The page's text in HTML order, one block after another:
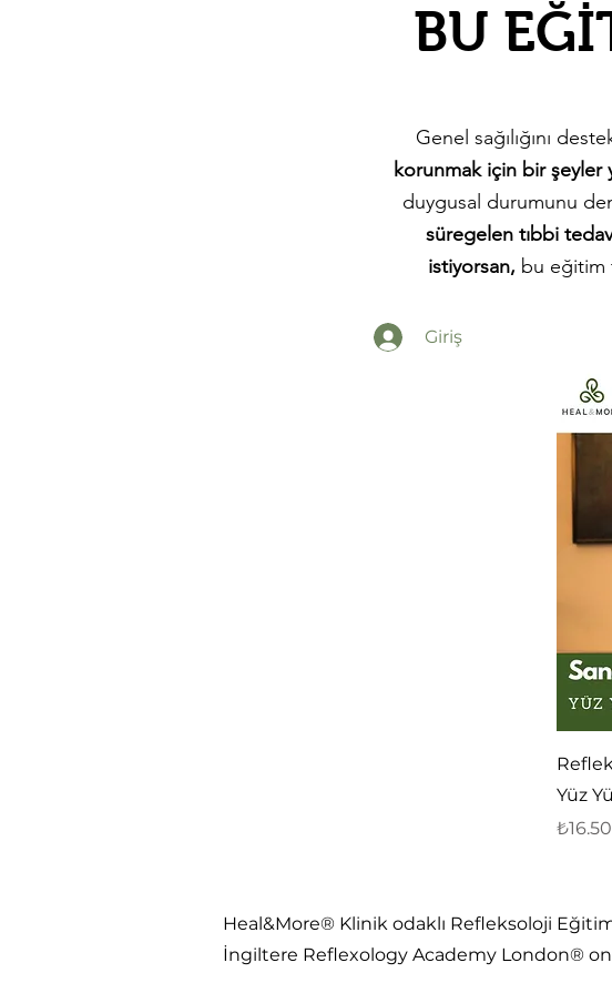
BU
Genel sağılığını
korunmak için bir şeyler
duygusal durumunu
süregelen tıbbi
istiyorsan, bu eğitim
Giriş
Yüz
Fiyat
Heal&More® Klinik odaklı Refleksoloji
İngiltere Reflexology Academy London®